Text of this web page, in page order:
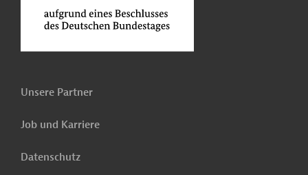
Unsere Partner
Job und Karriere
Datenschutz